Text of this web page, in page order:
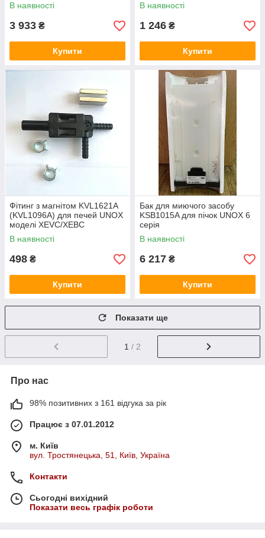
В наявності
3 933 ₴
Купити
В наявності
1 246 ₴
Купити
Фітинг з магнітом KVL1621A
(KVL1096A) для печей UNOX
моделі XEVC/XEBC
В наявності
498 ₴
Купити
Бак для миючого засобу
KSB1015A для пічок UNOX 6
серія
В наявності
6 217 ₴
Купити
Показати ще
1 / 2
Про нас
98% позитивних з 161 відгука за рік
Працює з 07.01.2012
м. Київ
вул. Тростянецька, 51, Київ, Україна
Контакти
Сьогодні вихідний
Показати весь графік роботи